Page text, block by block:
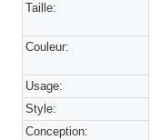
Taille:
Couleur:
Usage:
Style:
Conception: